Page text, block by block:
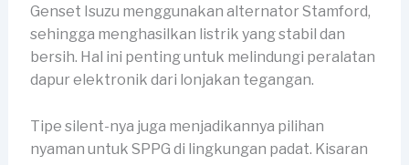
Genset Isuzu menggunakan alternator Stamford,
sehingga menghasilkan listrik yang stabil dan
bersih. Hal ini penting untuk melindungi peralatan
dapur elektronik dari lonjakan tegangan.
Tipe silent-nya juga menjadikannya pilihan
nyaman untuk SPPG di lingkungan padat. Kisaran